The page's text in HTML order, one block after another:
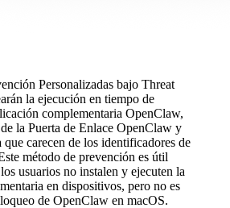
Personalizadas bajo Threat
la ejecución en tiempo de
complementaria OpenClaw,
la Puerta de Enlace OpenClaw y
carecen de los identificadores de
método de prevención es útil
usuarios no instalen y ejecuten la
en dispositivos, pero no es
de OpenClaw en macOS.